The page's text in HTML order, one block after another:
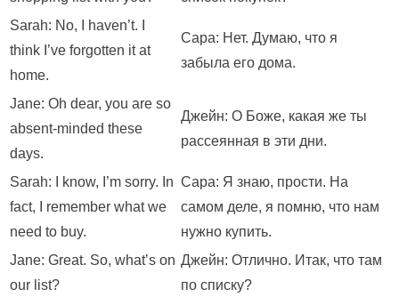
Sarah: No, I haven’t. I
think I’ve forgotten it at
home.
Сара: Нет. Думаю, что я
забыла его дома.
Jane: Oh dear, you are so
absent-minded these
days.
Джейн: О Боже, какая же ты
рассеянная в эти дни.
Sarah: I know, I’m sorry. In
fact, I remember what we
need to buy.
Сара: Я знаю, прости. На
самом деле, я помню, что нам
нужно купить.
Jane: Great. So, what’s on
our list?
Джейн: Отлично. Итак, что там
по списку?